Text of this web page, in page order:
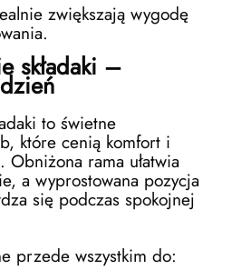
zwiększają wygodę
składaki –
to świetne
które cenią komfort i
Obniżona rama ułatwia
a wyprostowana pozycja
się podczas spokojnej
przede wszystkim do: